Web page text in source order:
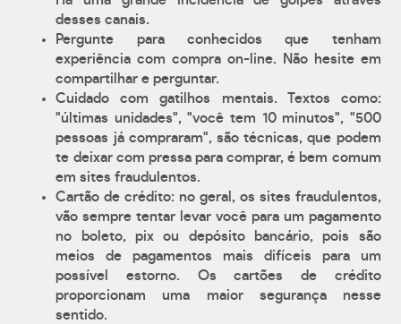
desses canais.
Pergunte para conhecidos que tenham
experiência com compra on-line. Não hesite em
compartilhar e perguntar.
Cuidado com gatilhos mentais. Textos como:
"últimas unidades", "você tem 10 minutos", "500
pessoas já compraram", são técnicas, que podem
te deixar com pressa para comprar, é bem comum
em sites fraudulentos.
Cartão de crédito: no geral, os sites fraudulentos,
vão sempre tentar levar você para um pagamento
no boleto, pix ou depósito bancário, pois são
meios de pagamentos mais difíceis para um
possível estorno. Os cartões de crédito
proporcionam uma maior segurança nesse
sentido.